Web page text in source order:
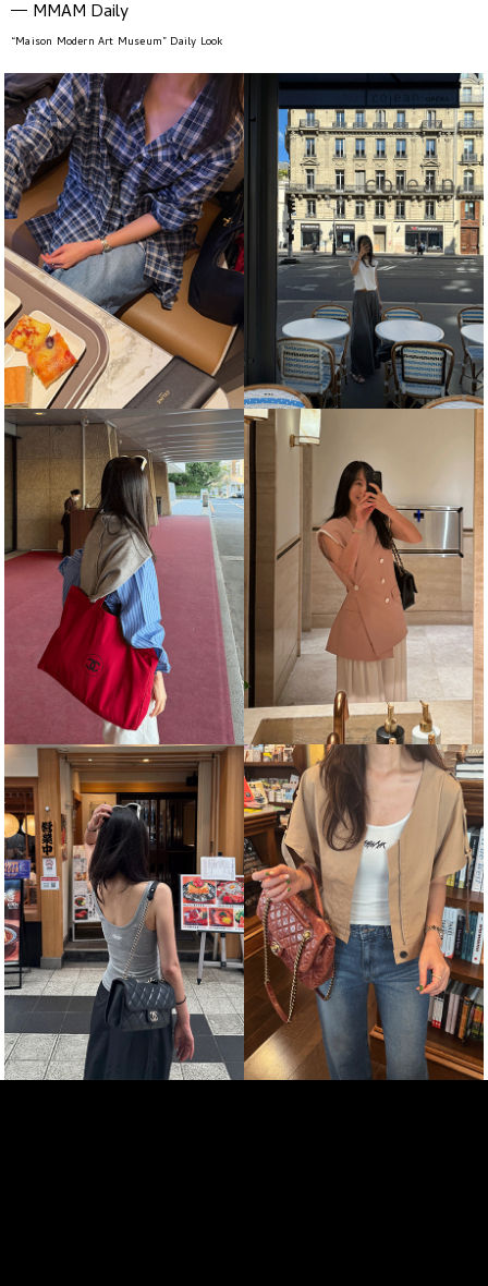
MMAM Daily
“Maison Modern Art Museum” Daily Look